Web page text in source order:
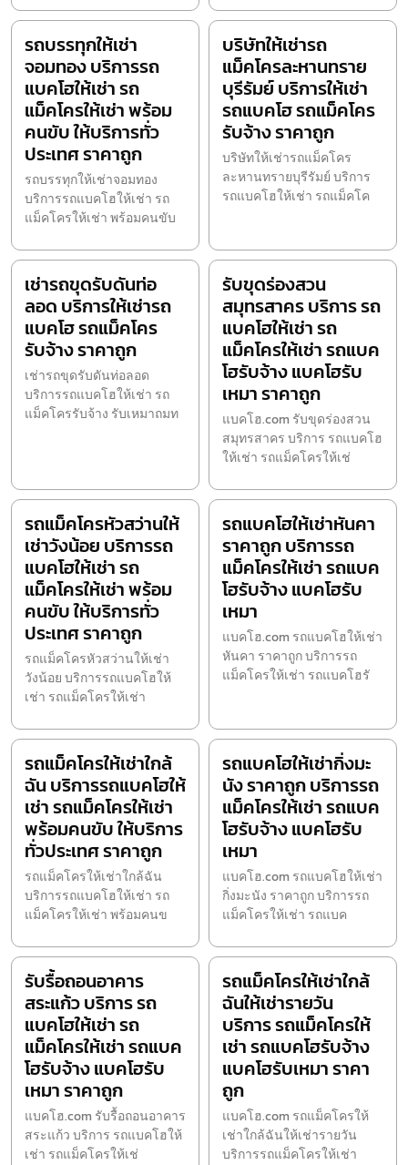
รถบรรทุกให้เช่า
จอมทอง บริการรถ
แบคโฮให้เช่า รถ
แม็คโครให้เช่า พร้อม
คนขับ ให้บริการทั่ว
ประเทศ ราคาถูก
รถบรรทุกให้เช่าจอมทอง
บริการรถแบคโฮให้เช่า รถ
แม็คโครให้เช่า พร้อมคนขับ
บริษัทให้เช่ารถ
แม็คโครละหานทราย
บุรีรัมย์ บริการให้เช่า
รถแบคโฮ รถแม็คโคร
รับจ้าง ราคาถูก
บริษัทให้เช่ารถแม็คโคร
ละหานทรายบุรีรัมย์ บริการ
รถแบคโฮให้เช่า รถแม็คโค
เช่ารถขุดรับดันท่อ
ลอด บริการให้เช่ารถ
แบคโฮ รถแม็คโคร
รับจ้าง ราคาถูก
เช่ารถขุดรับดันท่อลอด
บริการรถแบคโฮให้เช่า รถ
แม็คโครรับจ้าง รับเหมาถมท
รับขุดร่องสวน
สมุทรสาคร บริการ รถ
แบคโฮให้เช่า รถ
แม็คโครให้เช่า รถแบค
โฮรับจ้าง แบคโฮรับ
เหมา ราคาถูก
แบคโฮ.com รับขุดร่องสวน
สมุทรสาคร บริการ รถแบคโฮ
ให้เช่า รถแม็คโครให้เช่
รถแม็คโครหัวสว่านให้
เช่าวังน้อย บริการรถ
แบคโฮให้เช่า รถ
แม็คโครให้เช่า พร้อม
คนขับ ให้บริการทั่ว
ประเทศ ราคาถูก
รถแม็คโครหัวสว่านให้เช่า
วังน้อย บริการรถแบคโฮให้
เช่า รถแม็คโครให้เช่า
รถแบคโฮให้เช่าหันคา
ราคาถูก บริการรถ
แม็คโครให้เช่า รถแบค
โฮรับจ้าง แบคโฮรับ
เหมา
แบคโฮ.com รถแบคโฮให้เช่า
หันคา ราคาถูก บริการรถ
แม็คโครให้เช่า รถแบคโฮรั
รถแม็คโครให้เช่าใกล้
ฉัน บริการรถแบคโฮให้
เช่า รถแม็คโครให้เช่า
พร้อมคนขับ ให้บริการ
ทั่วประเทศ ราคาถูก
รถแม็คโครให้เช่าใกล้ฉัน
บริการรถแบคโฮให้เช่า รถ
แม็คโครให้เช่า พร้อมคนข
รถแบคโฮให้เช่ากิ่งมะ
นัง ราคาถูก บริการรถ
แม็คโครให้เช่า รถแบค
โฮรับจ้าง แบคโฮรับ
เหมา
แบคโฮ.com รถแบคโฮให้เช่า
กิ่งมะนัง ราคาถูก บริการรถ
แม็คโครให้เช่า รถแบค
รับรื้อถอนอาคาร
สระแก้ว บริการ รถ
แบคโฮให้เช่า รถ
แม็คโครให้เช่า รถแบค
โฮรับจ้าง แบคโฮรับ
เหมา ราคาถูก
แบคโฮ.com รับรื้อถอนอาคาร
สระแก้ว บริการ รถแบคโฮให้
เช่า รถแม็คโครให้เช่
รถแม็คโครให้เช่าใกล้
ฉันให้เช่ารายวัน
บริการ รถแม็คโครให้
เช่า รถแบคโฮรับจ้าง
แบคโฮรับเหมา ราคา
ถูก
แบคโฮ.com รถแม็คโครให้
เช่าใกล้ฉันให้เช่ารายวัน
บริการรถแม็คโครให้เช่า